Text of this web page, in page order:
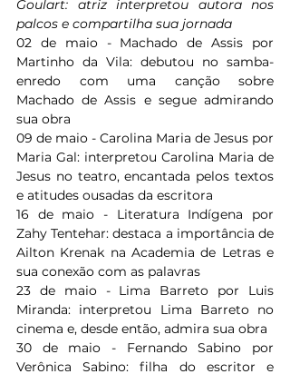
Goulart: atriz interpretou autora nos
palcos e compartilha sua jornada
02 de maio - Machado de Assis por
Martinho da Vila: debutou no samba-
enredo com uma canção sobre
Machado de Assis e segue admirando
sua obra
09 de maio - Carolina Maria de Jesus por
Maria Gal: interpretou Carolina Maria de
Jesus no teatro, encantada pelos textos
e atitudes ousadas da escritora
16 de maio - Literatura Indígena por
Zahy Tentehar: destaca a importância de
Ailton Krenak na Academia de Letras e
sua conexão com as palavras
23 de maio - Lima Barreto por Luis
Miranda: interpretou Lima Barreto no
cinema e, desde então, admira sua obra
30 de maio - Fernando Sabino por
Verônica Sabino: filha do escritor e